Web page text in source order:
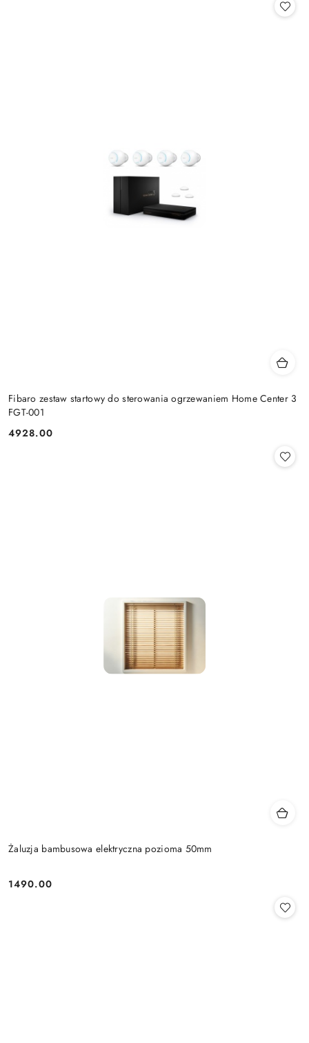
Fibaro zestaw startowy do sterowania ogrzewaniem Home Center 3
FGT-001
Cena:
4928.00
Żaluzja bambusowa elektryczna pozioma 50mm
Cena:
1490.00